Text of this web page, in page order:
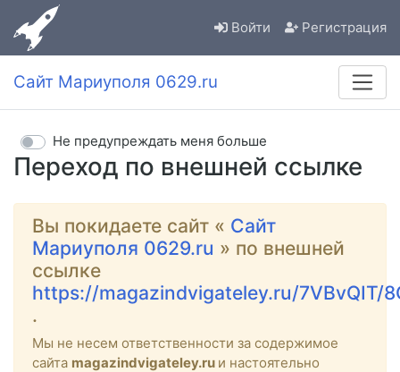
Войти Регистрация
Сайт Мариуполя 0629.ru
Переход по внешней ссылке
Не предупреждать меня больше
Вы покидаете сайт « Сайт
Мариуполя 0629.ru » по внешней
ссылке
https://magazindvigateley.ru/7VBvQIT/
.
Мы не несем ответственности за содержимое
сайта magazindvigateley.ru и настоятельно